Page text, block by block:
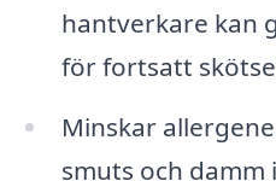
hantverkare kan
för fortsatt
Minskar
smuts och damm